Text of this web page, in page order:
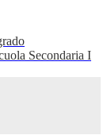
Secondaria I